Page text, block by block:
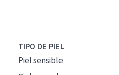
TIPO DE PIEL
Piel sensible